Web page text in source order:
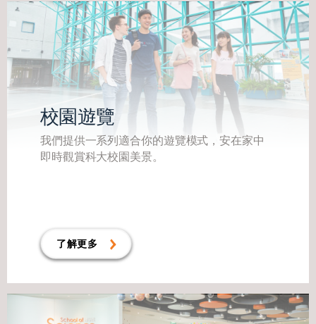
校園遊覽
我們提供一系列適合你的遊覽模式，安在家中
即時觀賞科大校園美景。
了解更多